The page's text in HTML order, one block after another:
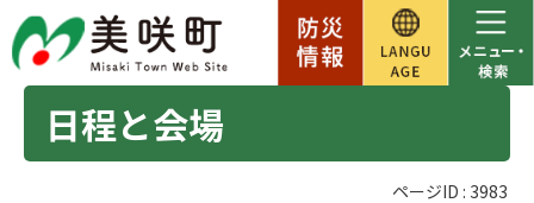
日程と会場
ページID : 3983